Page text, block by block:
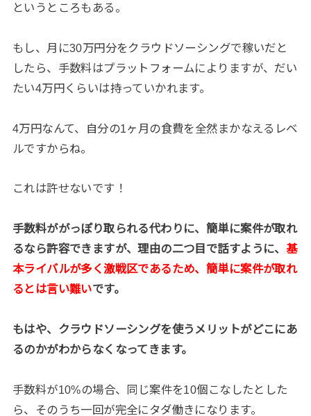
というところもある。
もし、月に30万円分をクラウドソーシングで稼いだと
したら、手数料はプラットフォームによりますが、だい
たい4万円くらいは持っていかれます。
4万円なんて、自分の1ヶ月の食費を全然まかなえるレベ
ルですからね。
これは許せないです！
手数料ががっぽり取られる代わりに、簡単に案件が取れ
るなら許容できますが、理由の二つ目で話すように、 基
本ライバルが多く激戦区であるため、簡単に案件が取れ
るとは言い難いです。
もはや、クラウドソーシングを使うメリットがどこにあ
るのかがわからなくなってきます。
手数料が10%の場合、同じ案件を10個こなしたとした
ら、そのうち一回が完全にタダ働きになります。